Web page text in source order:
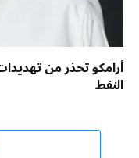
أرامكو تحذر من
النفط